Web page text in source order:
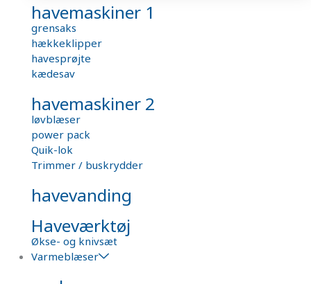
havemaskiner 1
grensaks
hækkeklipper
havesprøjte
kædesav
havemaskiner 2
løvblæser
power pack
Quik-lok
Trimmer / buskrydder
havevanding
Haveværktøj
Økse- og knivsæt
Varmeblæser